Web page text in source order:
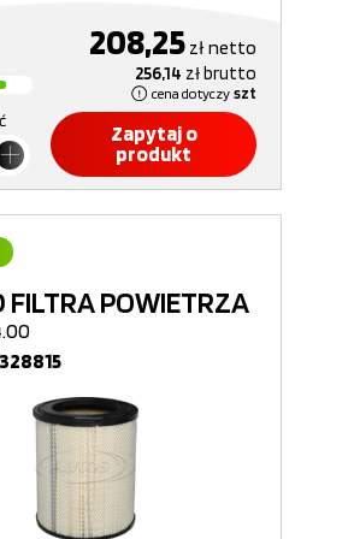
208,25 złnetto
256,14 złbrutto
cena dotyczy szt
Zapytaj o
produkt
POWIETRZA